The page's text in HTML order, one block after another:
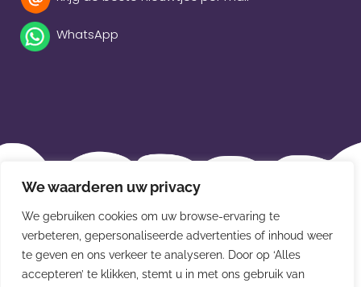
We waarderen uw privacy
We gebruiken cookies om uw browse-ervaring te
verbeteren, gepersonaliseerde advertenties of inhoud weer
te geven en ons verkeer te analyseren. Door op ‘Alles
accepteren’ te klikken, stemt u in met ons gebruik van
WhatsApp
Beleidsverklaring
Privacybeleid
Disclaimer
Leveringsvoorwaarden